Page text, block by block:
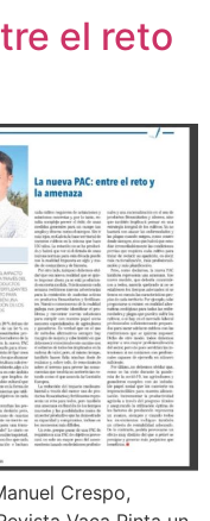
el reto
Crespo,